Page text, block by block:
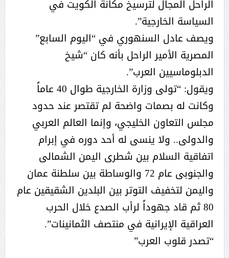
الراحل المجال لترسيخ مكانة الكويت في
السياسة الخارجية”.
ويصف عادل السنهوري في “اليوم السابع”
المصرية الأمير الراحل بأنه كان “شيخ
الدبلوماسيين العرب”.
ويقول: “تولى وزارة الخارجية طوال 40 عاماً
وكانت له بصمات واضحة لم تقتصر عند حدود
مجلس التعاون الخليجي، وإنما العالم العربي
والدولى.. ولا ينسى له أحد دوره في إبرام
اتفاقية السلام بين شطرى اليمن الشمالى
والجنوبى عام 72 والوساطة بين سلطنة عمان
واليمن لتخفيف التوتر بين البلدين الشقيقين عام
80 ثم قاد جهوداً لرأب الصدع خلال الحرب
العراقية الإيرانية في منتصف الثمانينات”.
“تصدر قلوب العرب”